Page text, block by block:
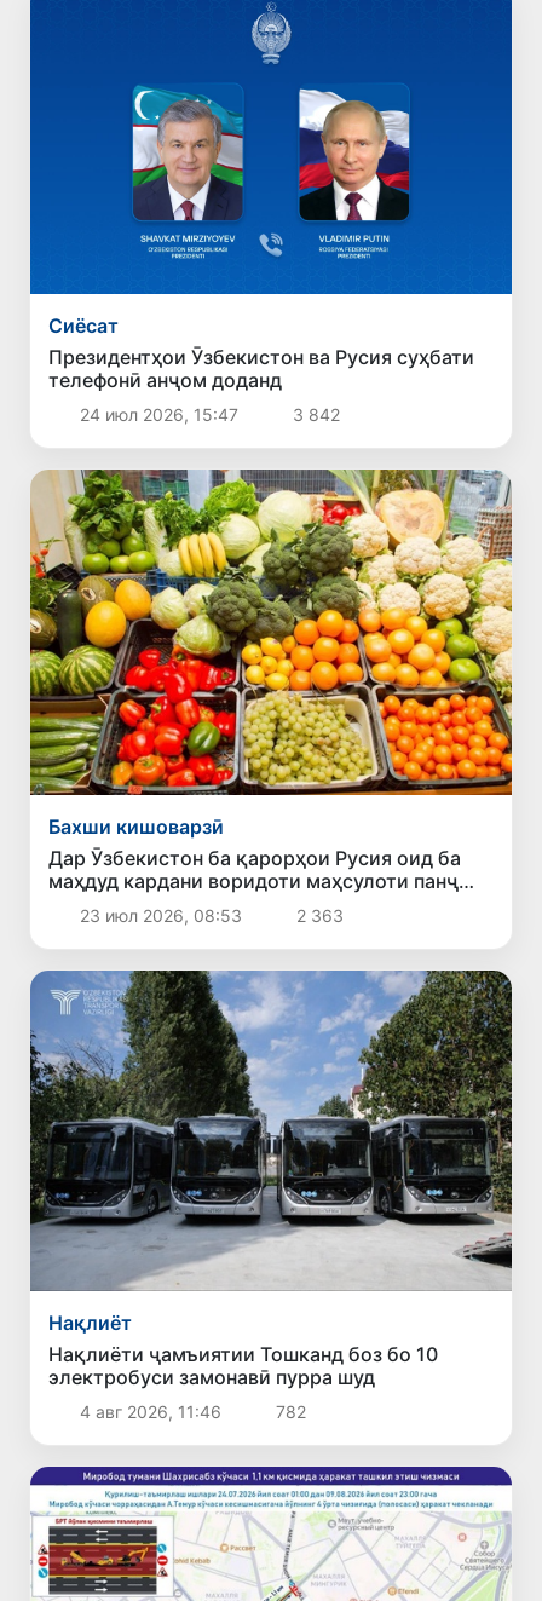
Сиёсат
Президентҳои Ӯзбекистон ва Русия суҳбати
телефонӣ анҷом доданд
24 июл 2026, 15:47 3 842
Бахши кишоварзӣ
Дар Ӯзбекистон ба қарорҳои Русия оид ба
маҳдуд кардани воридоти маҳсулоти панҷ
содиркунанда шарҳ доданд
23 июл 2026, 08:53 2 363
Нақлиёт
Нақлиёти ҷамъиятии Тошканд боз бо 10
электробуси замонавӣ пурра шуд
4 авг 2026, 11:46 782